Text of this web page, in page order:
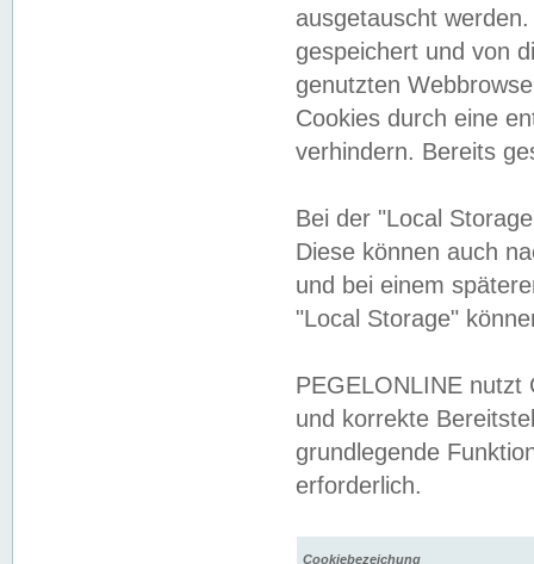
ausgetauscht
gespeichert und von
genutzten
Cookies durch eine
verhindern. Bereits
Bei der "Local
Diese können auch
und bei einem
"Local Storage"
PEGELONLINE nutzt
und korrekte
grundlegende
erforderlich.
Cookiebezeichung